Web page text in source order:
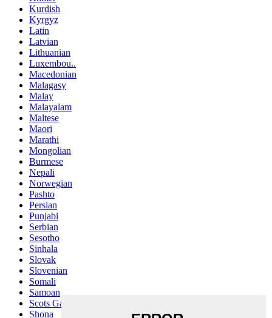
Kurdish
Kyrgyz
Latin
Latvian
Lithuanian
Luxembou..
Macedonian
Malagasy
Malay
Malayalam
Maltese
Maori
Marathi
Mongolian
Burmese
Nepali
Norwegian
Pashto
Persian
Punjabi
Serbian
Sesotho
Sinhala
Slovak
Slovenian
Somali
Samoan
Scots Gaelic
Shona